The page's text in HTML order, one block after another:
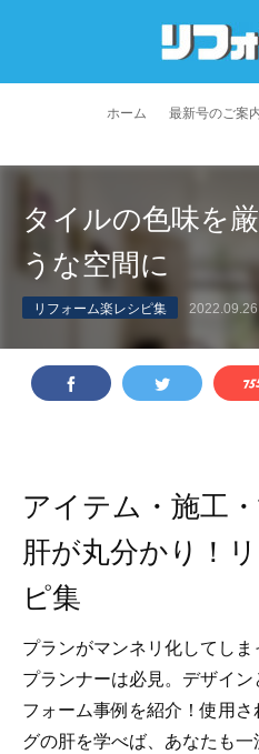
ホーム 最新号のご案
プライバシーポリシー
タイルの色味を
うな空間に
リフォーム楽レシピ集
アイテム・施工
肝が丸分かり！
ピ集
プランがマンネリ化してし
プランナーは必見。デザイ
フォーム事例を紹介！使用
グの肝を学べば、あなたも